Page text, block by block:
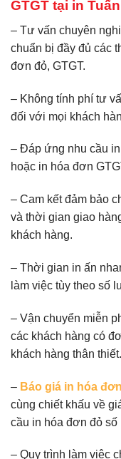
GTGT tại in
– Tư vấn chuyên
chuẩn bị đầy đủ các
đơn đỏ, GTGT.
– Không tính phí tư
đối với mọi khách
– Đáp ứng nhu cầu
hoặc in hóa đơn
– Cam kết đảm bảo
và thời gian giao
khách hàng.
– Thời gian in ấn
làm việc tùy theo số
– Vận chuyển miễn
các khách hàng có
khách hàng thân thiết.
– Báo giá in hóa
cùng chiết khấu về
cầu in hóa đơn đỏ
– Quy trình làm việc